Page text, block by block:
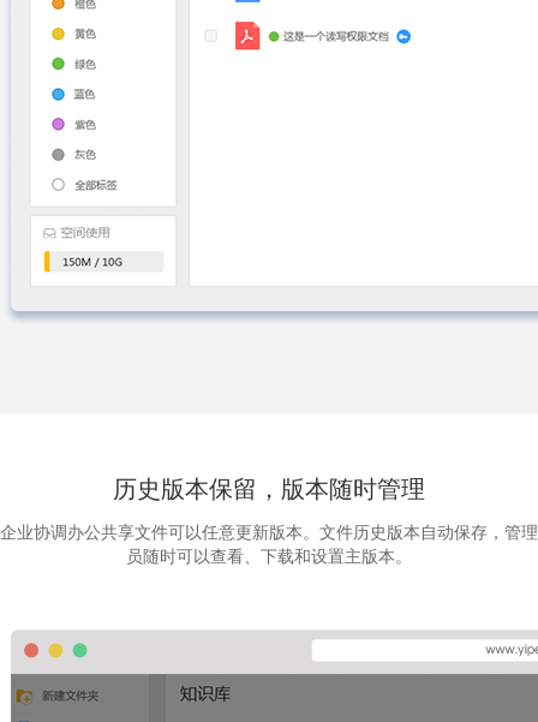
历史版本保留，版本随时管理
企业协调办公共享文件可以任意更新版本。文件历史版本自动保存，管理
员随时可以查看、下载和设置主版本。